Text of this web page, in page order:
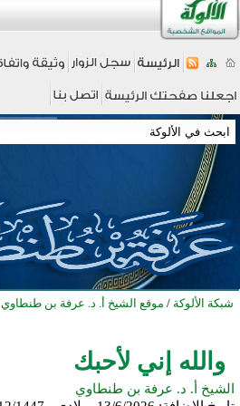
شبكة الألوكة / موقع الشيخ أ. د. عرفة بن طنطاوي
والله إني لأحبك
الشيخ أ. د. عرفة بن طنطاوي